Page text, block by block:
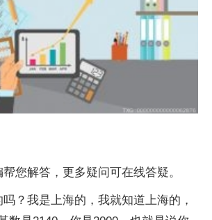
您解答，更多疑问可在线答疑。
？我是上海的，我就知道上海的，